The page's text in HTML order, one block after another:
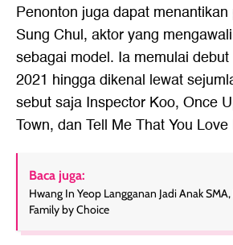
Penonton juga dapat
Sung Chul, aktor yang
sebagai model. Ia memulai
2021 hingga dikenal lewat
sebut saja Inspector Koo, Once
Town, dan Tell Me That You Love
Baca juga:
Hwang In Yeop Langganan Jadi Anak
Family by Choice